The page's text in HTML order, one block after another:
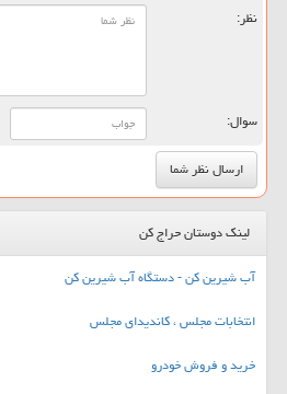
نظر:
سوال:
لینک دوستان حراج کن
آب شیرین کن - دستگاه آب شیرین کن
انتخابات مجلس ، کاندیدای مجلس
خرید و فروش خودرو